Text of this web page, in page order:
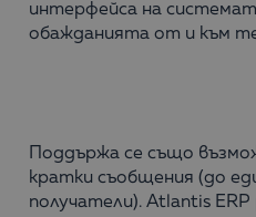
интерфейса на
обажданията от и към
Поддържа се също
кратки съобщения (до
получатели). Atlantis